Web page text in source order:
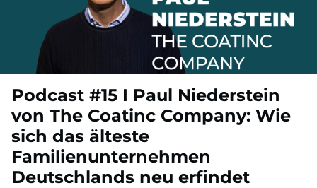
Podcast #15 I Paul Niederstein
von The Coatinc Company: Wie
sich das älteste
Familienunternehmen
Deutschlands neu erfindet